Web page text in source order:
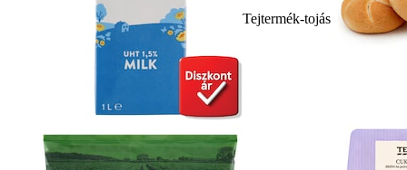
Tejtermék-tojás